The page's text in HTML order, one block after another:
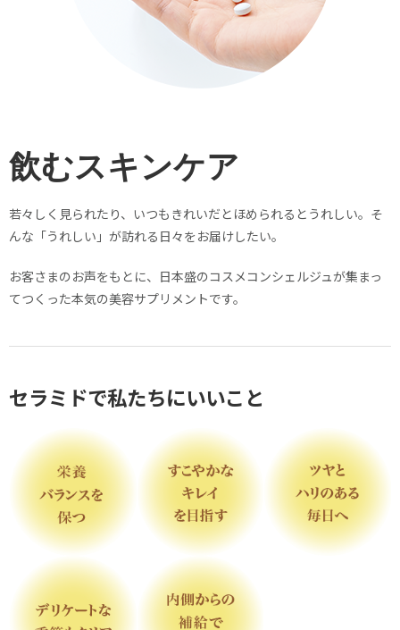
飲むスキンケア
若々しく見られたり、いつもきれいだとほめられるとうれしい。そ
んな「うれしい」が訪れる日々をお届けしたい。
お客さまのお声をもとに、日本盛のコスメコンシェルジュが集まっ
てつくった本気の美容サプリメントです。
セラミドで私たちにいいこと